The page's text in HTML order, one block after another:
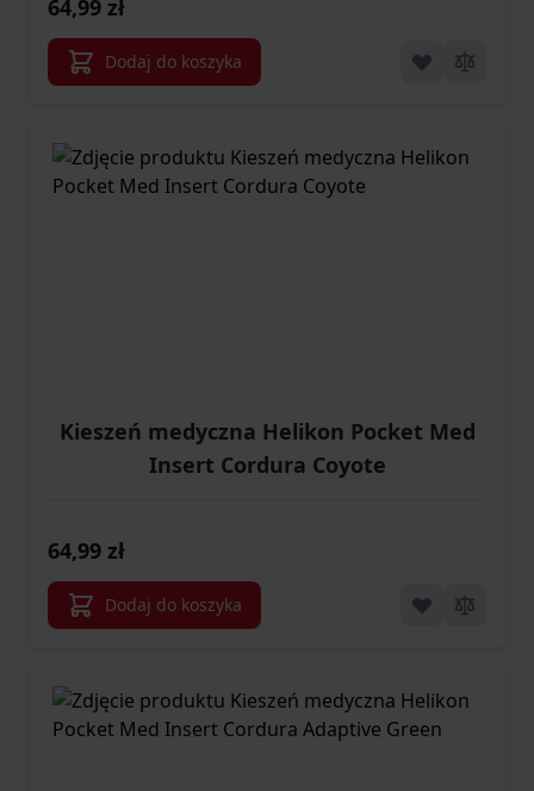
64,99 zł
Dodaj do koszyka
Kieszeń medyczna Helikon Pocket Med
Insert Cordura Coyote
64,99 zł
Dodaj do koszyka